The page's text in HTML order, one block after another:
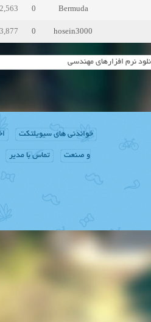
Bermuda
0
2,563
hosein3000
0
3,877
خواندنی های سیویلتکت
و صنعت تماس با مدیر